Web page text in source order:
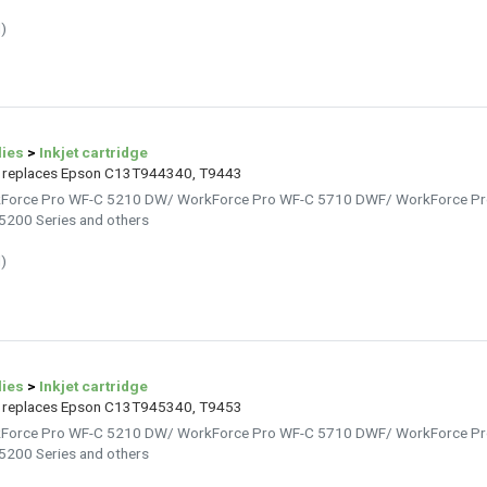
> Inkjet cartridge
Epson C13T944340, T9443
Pro WF-C 5210 DW/ WorkForce Pro WF-C 5710 DWF/ WorkForce
Series and others
> Inkjet cartridge
Epson C13T945340, T9453
Pro WF-C 5210 DW/ WorkForce Pro WF-C 5710 DWF/ WorkForce
Series and others